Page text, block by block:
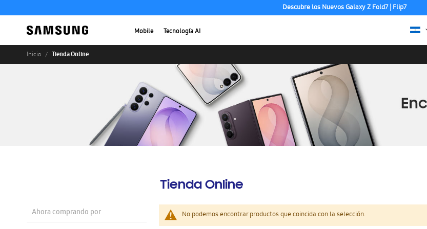
Descubre los Nuevos Galaxy Z Fold7 | Flip7
Mobile Tecnología AI
Inicio Tienda Online
Tienda Online
No podemos encontrar productos que coincida con la selección.
Ahora comprando por